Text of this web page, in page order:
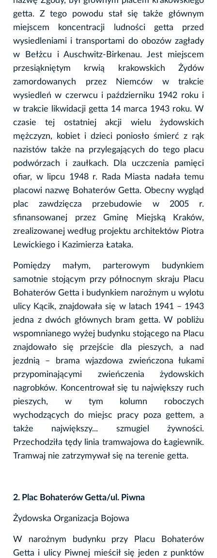
getta. Z tego powodu stał się także głównym
miejscem koncentracji ludności getta przed
wysiedleniami i transportami do obozów zagłady
w Bełżcu i Auschwitz-Birkenau. Jest miejscem
przesiąkniętym krwią krakowskich Żydów
zamordowanych przez Niemców w trakcie
wysiedleń w czerwcu i październiku 1942 roku i
w trakcie likwidacji getta 14 marca 1943 roku. W
czasie tej ostatniej akcji wielu żydowskich
mężczyzn, kobiet i dzieci poniosło śmierć z rąk
nazistów także na przylegających do tego placu
podwórzach i zaułkach. Dla uczczenia pamięci
ofiar, w lipcu 1948 r. Rada Miasta nadała temu
placowi nazwę Bohaterów Getta. Obecny wygląd
plac zawdzięcza przebudowie w 2005 r.
sfinansowanej przez Gminę Miejską Kraków,
zrealizowanej według projektu architektów Piotra
Lewickiego i Kazimierza Łataka.
Pomiędzy małym, parterowym budynkiem
samotnie stojącym przy północnym skraju Placu
Bohaterów Getta i budynkiem narożnym u wylotu
ulicy Kącik, znajdowała się w latach 1941 – 1943
jedna z dwóch głównych bram getta. W pobliżu
wspomnianego wyżej budynku stojącego na Placu
znajdowało się przejście dla pieszych, a nad
jezdnią – brama wjazdowa zwieńczona łukami
przypominającymi zwieńczenia żydowskich
nagrobków. Koncentrował się tu największy ruch
pieszych, w tym kolumn roboczych
wychodzących do miejsc pracy poza gettem, a
także największy... szmugiel żywności.
Przechodziła tędy linia tramwajowa do Łagiewnik.
Tramwaj nie zatrzymywał się na terenie getta.
2. Plac Bohaterów Getta/ul. Piwna
Żydowska Organizacja Bojowa
W narożnym budynku przy Placu Bohaterów
Getta i ulicy Piwnej mieścił się jeden z punktów